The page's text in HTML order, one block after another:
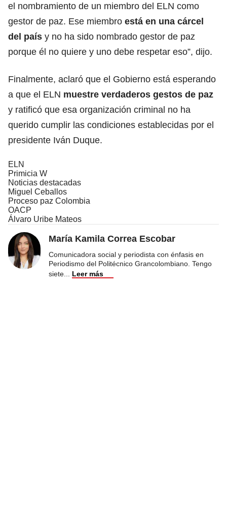
el nombramiento de un miembro del ELN como
gestor de paz. Ese miembro está en una cárcel
del país y no ha sido nombrado gestor de paz
porque él no quiere y uno debe respetar eso”, dijo.
Finalmente, aclaró que el Gobierno está esperando
a que el ELN muestre verdaderos gestos de paz
y ratificó que esa organización criminal no ha
querido cumplir las condiciones establecidas por el
presidente Iván Duque.
ELN
Primicia W
Noticias destacadas
Miguel Ceballos
Proceso paz Colombia
OACP
Álvaro Uribe Mateos
María Kamila Correa Escobar
Comunicadora social y periodista con énfasis en
Periodismo del Politécnico Grancolombiano. Tengo
siete
Leer más